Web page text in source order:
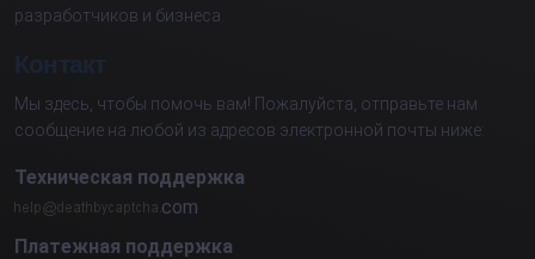
разработчиков и бизнеса.
Контакт
Мы здесь, чтобы помочь вам! Пожалуйста, отправьте нам
сообщение на любой из адресов электронной почты ниже:
Техническая поддержка
com
Платежная поддержка